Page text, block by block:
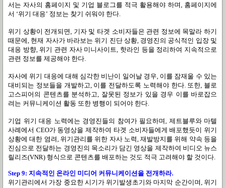
서는 자사의 홈페이지 및 기업 블로그를 적극 활용해야 하며, 홈페이지에
서 ‘위기 대응’ 정보는 찾기 쉬워야 한다.
위기 상황이 전개되면, 기자 및 타겟 소비자들은 관련 정보에 목말라 하기
때문에, 현재 자사가 바라보는 위기 진단 상황, 경영진의 공식적인 입장 및
대응 방향, 위기 관련 자사 미니사이트, 핫라인 등을 정리하여 지속적으로
관련 정보를 제공해야 한다.
자사에 위기 대응에 대해 심각한 비난이 일어날 경우, 이를 잠재울 수 있는
대비되는 정보들을 개발하고, 이를 전달하도록 노력해야 한다. 또한, 블로
고스피어의 콘텐츠를 분석하고, 잘못된 정보가 있을 경우 이를 바로잡으
려는 커뮤니케이션 활동 또한 병행이 되어야 한다.
기업 위기 대응 노력에는 경영진들의 참여가 필요하며, 제트블루와 마텔
사례에서 CEO가 동영상을 제작하여 타겟 소비자들에게 배포했듯이 위기
상황에 대한 염려, 위기관리를 위한 자사 노력, 재발방지를 위해 약속 등을
진심으로 전달하는 경영진의 목소리가 담긴 영상을 제작하여 비디오 뉴스
릴리즈(VNR) 형식으로 콘텐츠를 배포하는 것도 적극 고려해야 할 것이다.
Step 9: 지속적인 온라인 미디어 커뮤니케이션을 전개하라.
위기관리에서 가장 중요한 시기가 위기발생초기와 마지막 순간이며, 위기